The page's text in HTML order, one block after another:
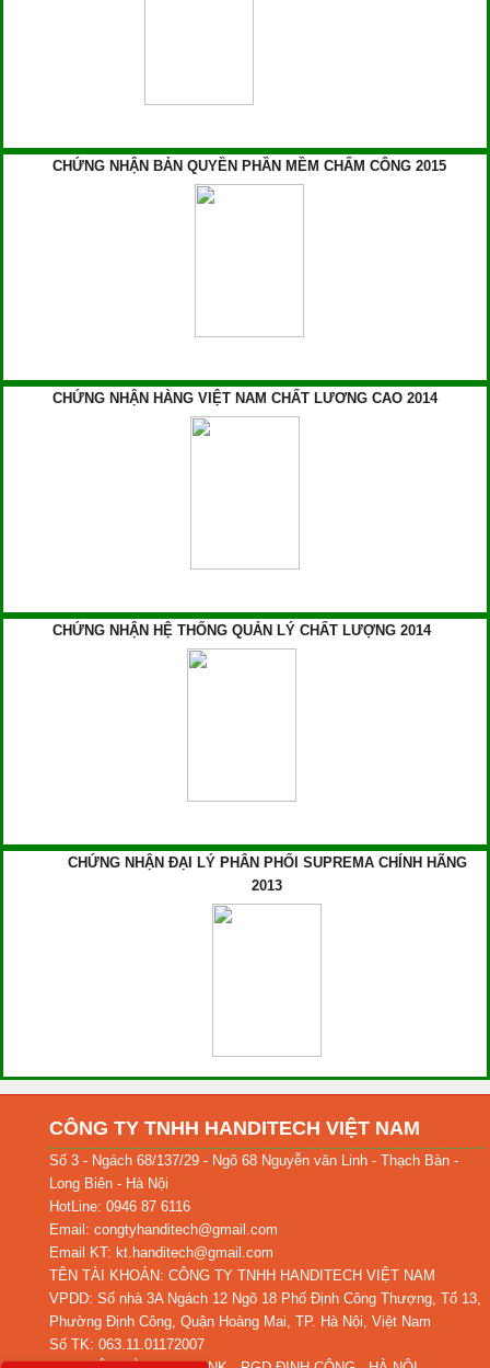
CHỨNG NHẬN BẢN QUYỀN PHẦN MỀM CHẤM CÔNG 2015
CHỨNG NHẬN HÀNG VIỆT NAM CHẤT LƯƠNG CAO 2014
CHỨNG NHẬN HỆ THỐNG QUẢN LÝ CHẤT LƯỢNG 2014
CHỨNG NHẬN ĐẠI LÝ PHÂN PHỐI SUPREMA CHÍNH HÃNG
2013
CÔNG TY TNHH HANDITECH VIỆT NAM
Số 3 - Ngách 68/137/29 - Ngõ 68 Nguyễn văn Linh - Thạch Bàn -
Long Biên - Hà Nội
HotLine: 0946 87 6116
Email: congtyhanditech@gmail.com
Email KT: kt.handitech@gmail.com
TÊN TÀI KHOẢN: CÔNG TY TNHH HANDITECH VIỆT NAM
VPDD: Số nhà 3A Ngách 12 Ngõ 18 Phố Định Công Thượng, Tổ 13,
Phường Định Công, Quận Hoàng Mai, TP. Hà Nội, Việt Nam
Số TK: 063.11.01172007